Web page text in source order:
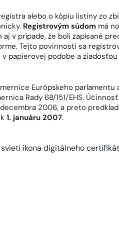
alebo o kópiu listiny zo
Registrovým súdom má
v prípade, že boli zapísané
Tejto povinnosti sa
papierovej podobe a
Európskeho parlamentu
Rady 68/151/EHS.
2006, a preto
1. januáru 2007.